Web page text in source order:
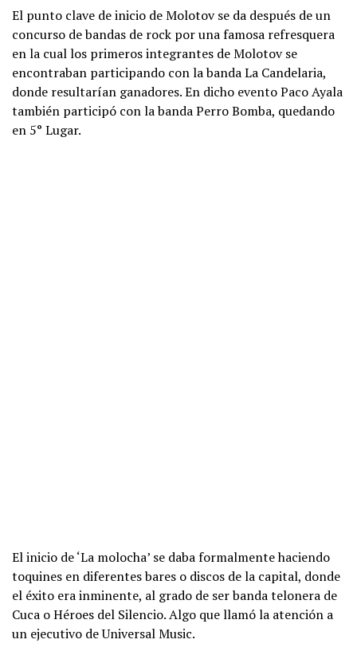
El punto clave de inicio de Molotov se da después de un
concurso de bandas de rock por una famosa refresquera
en la cual los primeros integrantes de Molotov se
encontraban participando con la banda La Candelaria,
donde resultarían ganadores. En dicho evento Paco Ayala
también participó con la banda Perro Bomba, quedando
en 5° Lugar.
El inicio de ‘La molocha’ se daba formalmente haciendo
toquines en diferentes bares o discos de la capital, donde
el éxito era inminente, al grado de ser banda telonera de
Cuca o Héroes del Silencio. Algo que llamó la atención a
un ejecutivo de Universal Music.